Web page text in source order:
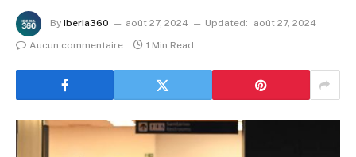
By Iberia360 août 27, 2024 Updated:
août 27, 2024
Aucun commentaire
1 Min Read